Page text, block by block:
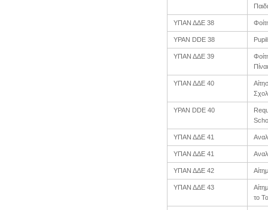
ΥΠΑΝ ΔΔΕ 38
YPAN DDE 38
ΥΠΑΝ ΔΔΕ 39
ΥΠΑΝ ΔΔΕ 40
YPAN DDE 40
ΥΠΑΝ ΔΔΕ 41
ΥΠΑΝ ΔΔΕ 41
ΥΠΑΝ ΔΔΕ 42
ΥΠΑΝ ΔΔΕ 43
το